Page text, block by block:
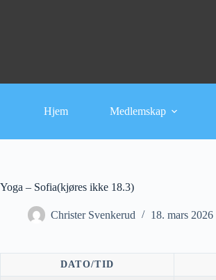
Hjem Medlemskap
Yoga – Sofia(kjøres ikke 18.3)
Christer Svenkerud 18. mars 2026
DATO/TID